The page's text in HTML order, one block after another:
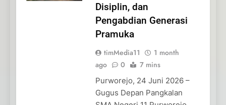
Disiplin, dan
Pengabdian Generasi
Pramuka
timMedia11
1 month
ago
0 7 mins
Purworejo, 24 Juni 2026 –
Gugus Depan Pangkalan